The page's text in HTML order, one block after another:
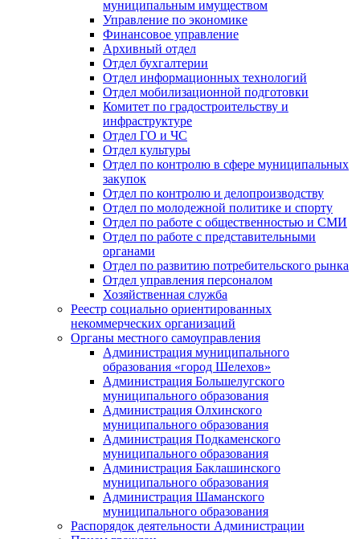
муниципальным имуществом
Управление по экономике
Финансовое управление
Архивный отдел
Отдел бухгалтерии
Отдел информационных технологий
Отдел мобилизационной подготовки
Комитет по градостроительству и
инфраструктуре
Отдел ГО и ЧС
Отдел культуры
Отдел по контролю в сфере муниципальных
закупок
Отдел по контролю и делопроизводству
Отдел по молодежной политике и спорту
Отдел по работе с общественностью и СМИ
Отдел по работе с представительными
органами
Отдел по развитию потребительского рынка
Отдел управления персоналом
Хозяйственная служба
Реестр социально ориентированных
некоммерческих организаций
Органы местного самоуправления
Администрация муниципального
образования «город Шелехов»
Администрация Большелугского
муниципального образования
Администрация Олхинского
муниципального образования
Администрация Подкаменского
муниципального образования
Администрация Баклашинского
муниципального образования
Администрация Шаманского
муниципального образования
Распорядок деятельности Администрации